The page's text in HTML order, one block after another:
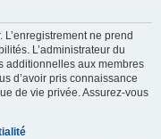
ne prend
L’administrateur du
additionnelles aux membres
d’avoir pris connaissance
de vie privée. Assurez-vous